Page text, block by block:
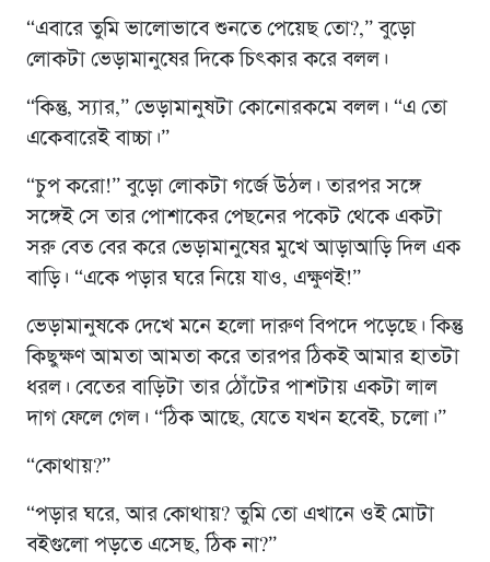
“এবারে তুমি ভালোভাবে শুনতে পেয়েছ তো?,” বুড়ো
লোকটা ভেড়ামানুষের দিকে চিৎকার করে বলল।
“কিন্তু, স্যার,” ভেড়ামানুষটা কোনোরকমে বলল। “এ তো
একেবারেই বাচ্চা।”
“চুপ করো!” বুড়ো লোকটা গর্জে উঠল। তারপর সঙ্গে
সঙ্গেই সে তার পোশাকের পেছনের পকেট থেকে একটা
সরু বেত বের করে ভেড়ামানুষের মুখে আড়াআড়ি দিল এক
বাড়ি। “একে পড়ার ঘরে নিয়ে যাও, এক্ষুণই!”
ভেড়ামানুষকে দেখে মনে হলো দারুণ বিপদে পড়েছে। কিন্তু
কিছুক্ষণ আমতা আমতা করে তারপর ঠিকই আমার হাতটা
ধরল। বেতের বাড়িটা তার ঠোঁটের পাশটায় একটা লাল
দাগ ফেলে গেল। “ঠিক আছে, যেতে যখন হবেই, চলো।”
“কোথায়?”
“পড়ার ঘরে, আর কোথায়? তুমি তো এখানে ওই মোটা
বইগুলো পড়তে এসেছ, ঠিক না?”